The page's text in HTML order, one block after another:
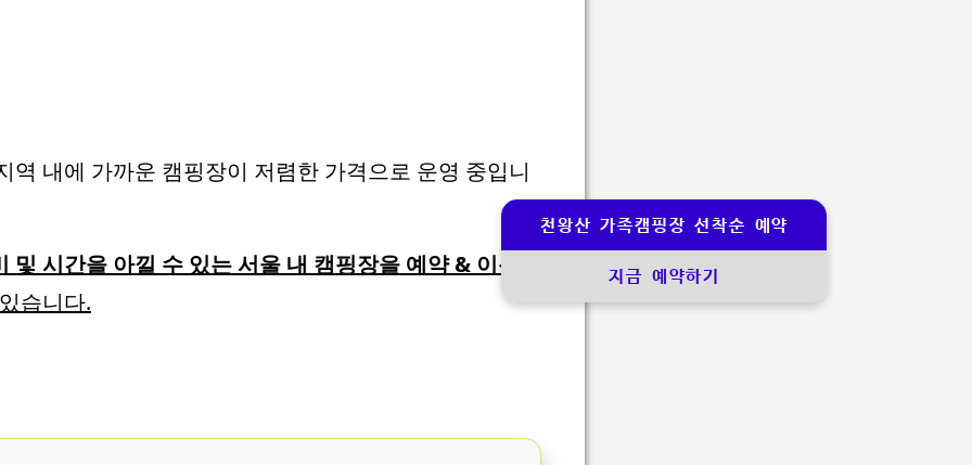
역 내에 가까운 캠핑장이 저렴한 가격으로 운영 중입니
및 시간을 아낄 수 있는 서울 내 캠핑장을 예약 & 이용
습니다.
천왕산 가족캠핑장 선착순 예약
지금 예약하기